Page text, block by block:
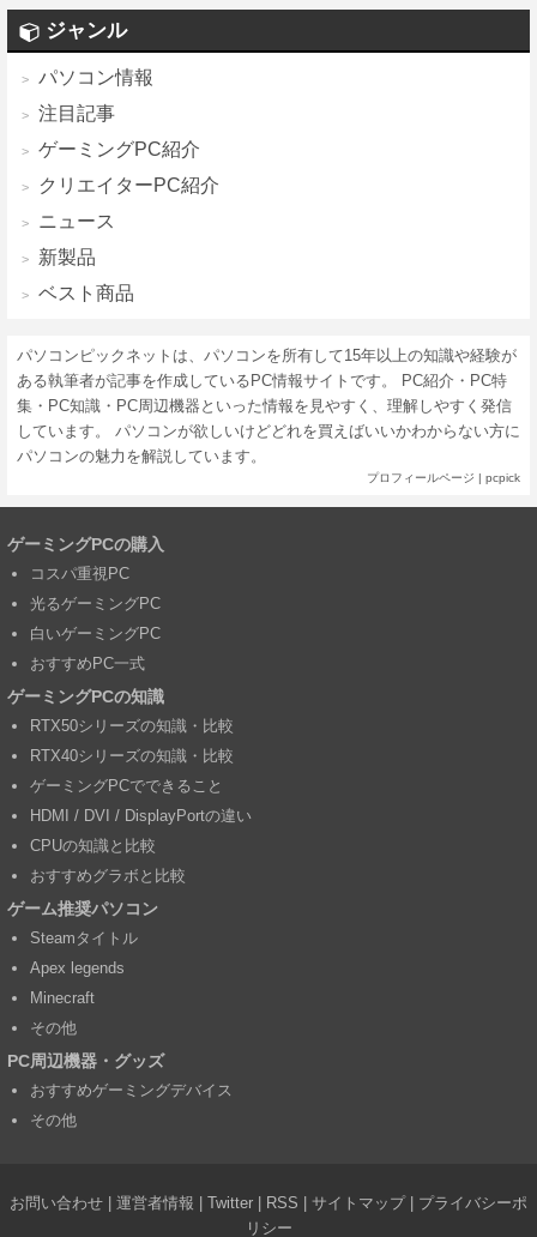
ジャンル
パソコン情報
注目記事
ゲーミングPC紹介
クリエイターPC紹介
ニュース
新製品
ベスト商品
パソコンピックネットは、パソコンを所有して15年以上の知識や経験が
ある執筆者が記事を作成しているPC情報サイトです。 PC紹介・PC特
集・PC知識・PC周辺機器といった情報を見やすく、理解しやすく発信
しています。 パソコンが欲しいけどどれを買えばいいかわからない方に
パソコンの魅力を解説しています。
プロフィールページ | pcpick
ゲーミングPCの購入
コスパ重視PC
光るゲーミングPC
白いゲーミングPC
おすすめPC一式
ゲーミングPCの知識
RTX50シリーズの知識・比較
RTX40シリーズの知識・比較
ゲーミングPCでできること
HDMI / DVI / DisplayPortの違い
CPUの知識と比較
おすすめグラボと比較
ゲーム推奨パソコン
Steamタイトル
Apex legends
Minecraft
その他
PC周辺機器・グッズ
おすすめゲーミングデバイス
その他
お問い合わせ 運営者情報 Twitter RSS サイトマップ| プライバシーポ
リシー